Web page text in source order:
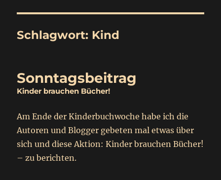
Schlagwort: Kind
Sonntagsbeitrag
Kinder brauchen Bücher!
Am Ende der Kinderbuchwoche habe ich die
Autoren und Blogger gebeten mal etwas über
sich und diese Aktion: Kinder brauchen Bücher!
– zu berichten.